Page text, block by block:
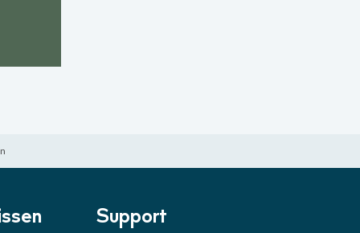
im Vergabeverfahren► 3:18 Min
von Angeboten Lektion
Support